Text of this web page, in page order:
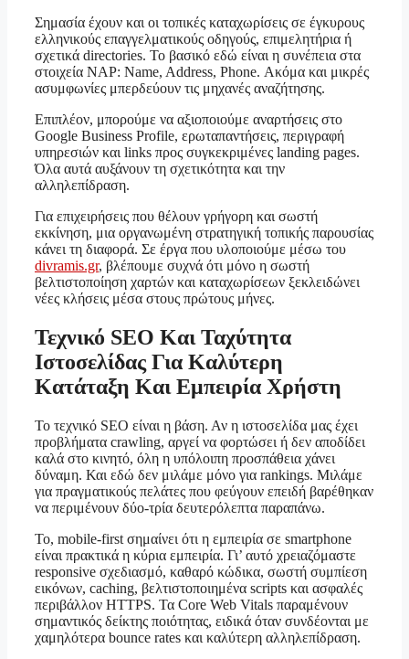
Σημασία έχουν και οι τοπικές καταχωρίσεις σε έγκυρους
ελληνικούς επαγγελματικούς οδηγούς, επιμελητήρια ή
σχετικά directories. Το βασικό εδώ είναι η συνέπεια στα
στοιχεία NAP: Name, Address, Phone. Ακόμα και μικρές
ασυμφωνίες μπερδεύουν τις μηχανές αναζήτησης.
Επιπλέον, μπορούμε να αξιοποιούμε αναρτήσεις στο
Google Business Profile, ερωταπαντήσεις, περιγραφή
υπηρεσιών και links προς συγκεκριμένες landing pages.
Όλα αυτά αυξάνουν τη σχετικότητα και την
αλληλεπίδραση.
Για επιχειρήσεις που θέλουν γρήγορη και σωστή
εκκίνηση, μια οργανωμένη στρατηγική τοπικής παρουσίας
κάνει τη διαφορά. Σε έργα που υλοποιούμε μέσω του
divramis.gr, βλέπουμε συχνά ότι μόνο η σωστή
βελτιστοποίηση χαρτών και καταχωρίσεων ξεκλειδώνει
νέες κλήσεις μέσα στους πρώτους μήνες.
Τεχνικό SEO Και Ταχύτητα
Ιστοσελίδας Για Καλύτερη
Κατάταξη Και Εμπειρία Χρήστη
Το τεχνικό SEO είναι η βάση. Αν η ιστοσελίδα μας έχει
προβλήματα crawling, αργεί να φορτώσει ή δεν αποδίδει
καλά στο κινητό, όλη η υπόλοιπη προσπάθεια χάνει
δύναμη. Και εδώ δεν μιλάμε μόνο για rankings. Μιλάμε
για πραγματικούς πελάτες που φεύγουν επειδή βαρέθηκαν
να περιμένουν δύο-τρία δευτερόλεπτα παραπάνω.
Το, mobile-first σημαίνει ότι η εμπειρία σε smartphone
είναι πρακτικά η κύρια εμπειρία. Γι’ αυτό χρειαζόμαστε
responsive σχεδιασμό, καθαρό κώδικα, σωστή συμπίεση
εικόνων, caching, βελτιστοποιημένα scripts και ασφαλές
περιβάλλον HTTPS. Τα Core Web Vitals παραμένουν
σημαντικός δείκτης ποιότητας, ειδικά όταν συνδέονται με
χαμηλότερα bounce rates και καλύτερη αλληλεπίδραση.